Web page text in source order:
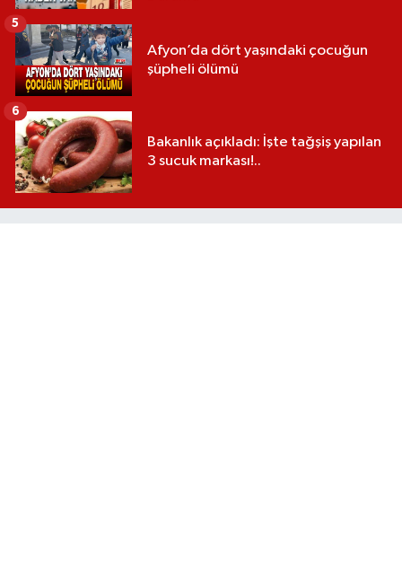
Afyon’da dört yaşındaki çocuğun
şüpheli ölümü
5
Bakanlık açıkladı: İşte tağşiş yapılan
3 sucuk markası!..
6